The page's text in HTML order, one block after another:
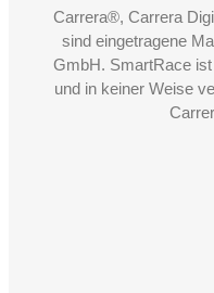
Carrera®, Carrera
sind eingetragene
GmbH. SmartRace
und in keiner Weise